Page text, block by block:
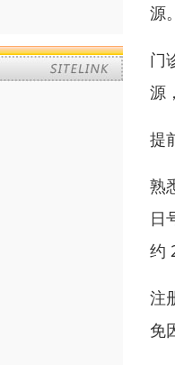
源
门
源
提
熟
日
约
注
免